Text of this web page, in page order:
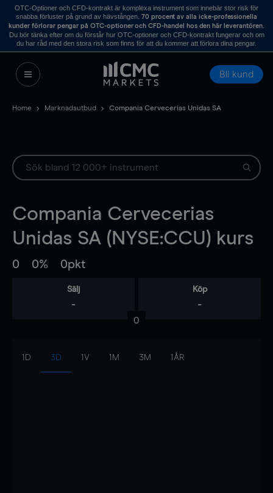
OTC-Optioner och CFD-kontrakt är komplexa instrument som innebär stor risk för
snabba förluster på grund av hävstången. 70 procent av alla icke-professionella
kunder förlorar pengar på OTC-optioner och CFD-handel hos den här leverantören.
Du bör tänka efter om du förstår hur OTC-optioner och CFD-kontrakt fungerar och om
du har råd med den stora risk som finns för att du kommer att förlora dina pengar.
Bli kund
Home Marknadsutbud Compania Cervecerias Unidas SA
Compania Cervecerias
Unidas SA (NYSE:CCU) kurs
0 0% 0pkt
Sälj
-
Köp
-
0
1D 3D 1V 1M 3M 1ÅR